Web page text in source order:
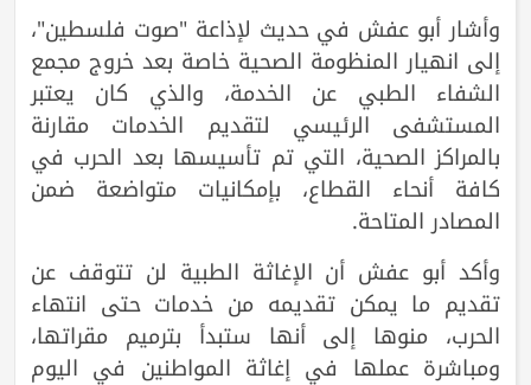
وأشار أبو عفش في حديث لإذاعة "صوت فلسطين"،
إلى انهيار المنظومة الصحية خاصة بعد خروج مجمع
الشفاء الطبي عن الخدمة، والذي كان يعتبر
المستشفى الرئيسي لتقديم الخدمات مقارنة
بالمراكز الصحية، التي تم تأسيسها بعد الحرب في
كافة أنحاء القطاع، بإمكانيات متواضعة ضمن
المصادر المتاحة.
وأكد أبو عفش أن الإغاثة الطبية لن تتوقف عن
تقديم ما يمكن تقديمه من خدمات حتى انتهاء
الحرب، منوها إلى أنها ستبدأ بترميم مقراتها،
ومباشرة عملها في إغاثة المواطنين في اليوم